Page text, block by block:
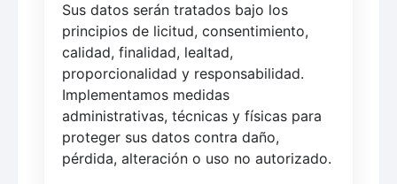
Sus datos serán tratados bajo los
principios de licitud, consentimiento,
calidad, finalidad, lealtad,
proporcionalidad y responsabilidad.
Implementamos medidas
administrativas, técnicas y físicas para
proteger sus datos contra daño,
pérdida, alteración o uso no autorizado.